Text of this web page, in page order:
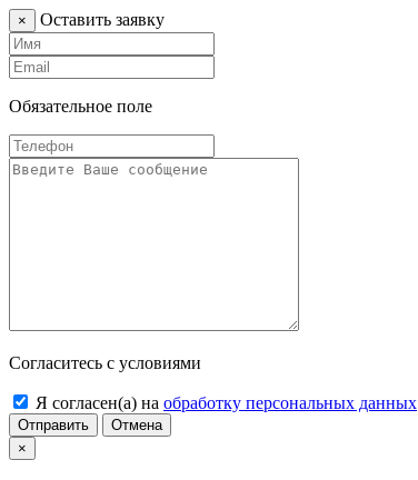
× Оставить заявку
Обязательное поле
Согласитесь с условиями
Я согласен(а) на обработку персональных данных
Отправить
Отмена
×